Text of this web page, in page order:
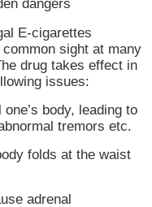
dangers
E-cigarettes
sight at many
drug takes effect in
issues:
body, leading to
tremors etc.
folds at the waist
adrenal